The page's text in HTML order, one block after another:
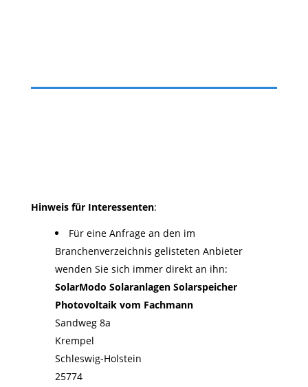
Hinweis für Interessenten:
Für eine Anfrage an den im
Branchenverzeichnis gelisteten Anbieter
wenden Sie sich immer direkt an ihn:
SolarModo Solaranlagen Solarspeicher
Photovoltaik vom Fachmann
Sandweg 8a
Krempel
Schleswig-Holstein
25774